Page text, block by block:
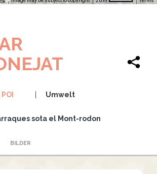
Umwelt
sota el Mont-rodon
BILDER